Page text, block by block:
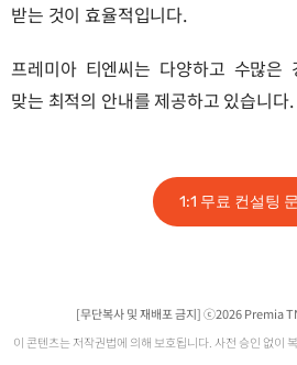
받는 것이 효율적입니다.
프레미아 티엔씨는 다양하고 수많은
맞는 최적의 안내를 제공하고 있습니다.
1:1 무료 컨설팅
[무단복사 및 재배포 금지] ⓒ2026 Premia
이 콘텐츠는 저작권법에 의해 보호됩니다. 사전 승인 없이